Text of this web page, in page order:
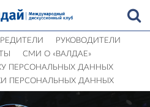
РУКОВОДИТЕЛИ
СМИ О «ВАЛДАЕ»
ПЕРСОНАЛЬНЫХ ДАННЫХ
ПЕРСОНАЛЬНЫХ ДАННЫХ